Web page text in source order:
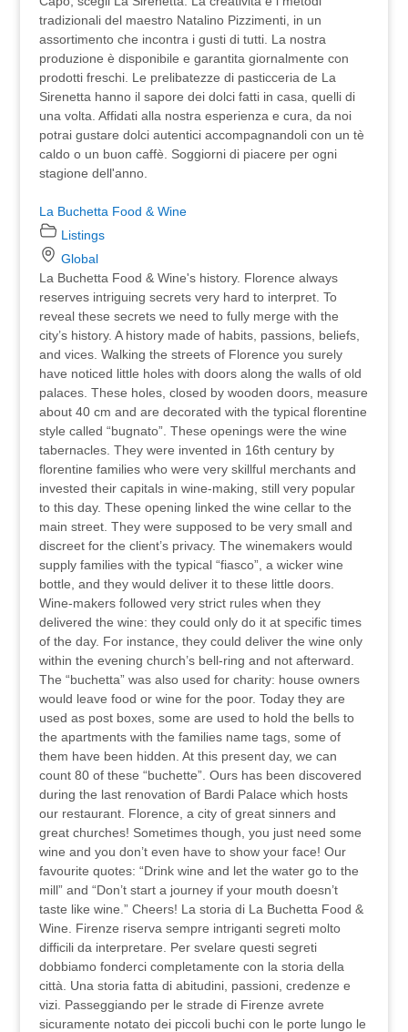
tradizionali del maestro Natalino Pizzimenti, in un
assortimento che incontra i gusti di tutti. La nostra
produzione è disponibile e garantita giornalmente con
prodotti freschi. Le prelibatezze di pasticceria de La
Sirenetta hanno il sapore dei dolci fatti in casa, quelli di
una volta. Affidati alla nostra esperienza e cura, da noi
potrai gustare dolci autentici accompagnandoli con un tè
caldo o un buon caffè. Soggiorni di piacere per ogni
stagione dell'anno.
La Buchetta Food & Wine
Listings
Global
La Buchetta Food & Wine's history. Florence always
reserves intriguing secrets very hard to interpret. To
reveal these secrets we need to fully merge with the
city’s history. A history made of habits, passions, beliefs,
and vices. Walking the streets of Florence you surely
have noticed little holes with doors along the walls of old
palaces. These holes, closed by wooden doors, measure
about 40 cm and are decorated with the typical florentine
style called “bugnato”. These openings were the wine
tabernacles. They were invented in 16th century by
florentine families who were very skillful merchants and
invested their capitals in wine-making, still very popular
to this day. These opening linked the wine cellar to the
main street. They were supposed to be very small and
discreet for the client’s privacy. The winemakers would
supply families with the typical “fiasco”, a wicker wine
bottle, and they would deliver it to these little doors.
Wine-makers followed very strict rules when they
delivered the wine: they could only do it at specific times
of the day. For instance, they could deliver the wine only
within the evening church’s bell-ring and not afterward.
The “buchetta” was also used for charity: house owners
would leave food or wine for the poor. Today they are
used as post boxes, some are used to hold the bells to
the apartments with the families name tags, some of
them have been hidden. At this present day, we can
count 80 of these “buchette”. Ours has been discovered
during the last renovation of Bardi Palace which hosts
our restaurant. Florence, a city of great sinners and
great churches! Sometimes though, you just need some
wine and you don’t even have to show your face! Our
favourite quotes: “Drink wine and let the water go to the
mill” and “Don’t start a journey if your mouth doesn’t
taste like wine.” Cheers! La storia di La Buchetta Food &
Wine. Firenze riserva sempre intriganti segreti molto
difficili da interpretare. Per svelare questi segreti
dobbiamo fonderci completamente con la storia della
città. Una storia fatta di abitudini, passioni, credenze e
vizi. Passeggiando per le strade di Firenze avrete
sicuramente notato dei piccoli buchi con le porte lungo le